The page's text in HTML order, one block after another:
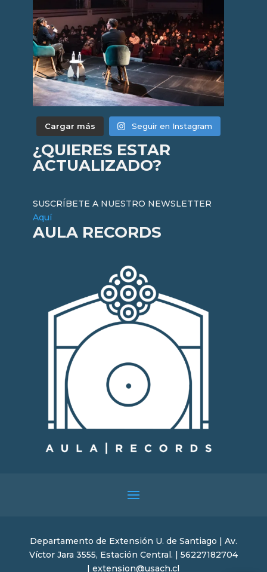
Cargar más Seguir en Instagram
¿QUIERES ESTAR
ACTUALIZADO?
SUSCRÍBETE A NUESTRO NEWSLETTER
Aquí
AULA RECORDS
Departamento de Extensión U. de Santiago | Av.
Víctor Jara 3555, Estación Central. | 56227182704
| extension@usach.cl